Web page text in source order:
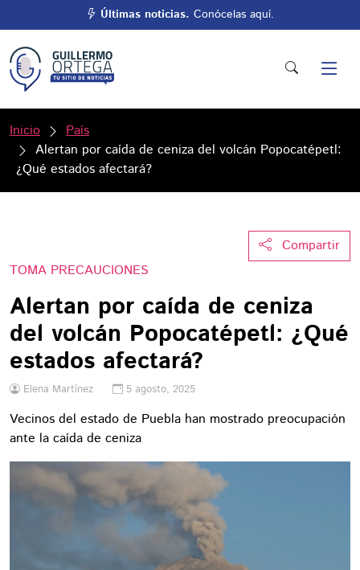
Últimas noticias. Conócelas aquí.
Inicio
País
Alertan por caída de ceniza del volcán Popocatépetl:
¿Qué estados afectará?
Compartir
TOMA PRECAUCIONES
Alertan por caída de ceniza
del volcán Popocatépetl: ¿Qué
estados afectará?
Elena Martínez 5 agosto, 2025
Vecinos del estado de Puebla han mostrado preocupación
ante la caída de ceniza